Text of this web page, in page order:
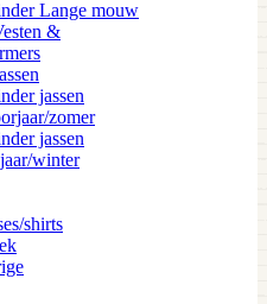
Lange mouw
&
jassen
zomer
jassen
winter
shirts